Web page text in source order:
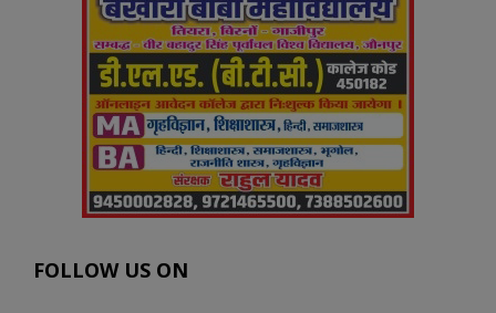
FOLLOW US ON